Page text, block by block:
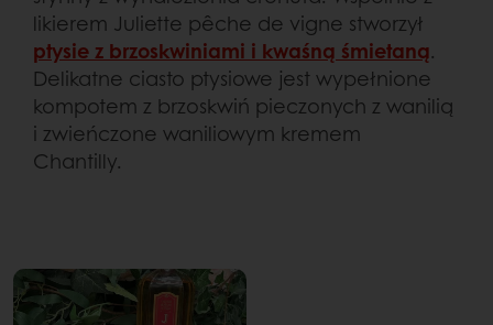
likierem Juliette pêche de vigne stworzył
ptysie z brzoskwiniami i kwaśną śmietaną.
Delikatne ciasto ptysiowe jest wypełnione
kompotem z brzoskwiń pieczonych z wanilią
i zwieńczone waniliowym kremem
Chantilly.